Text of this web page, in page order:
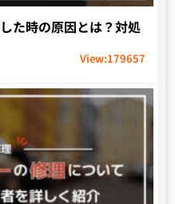
た時の原因とは？対処
View:179657